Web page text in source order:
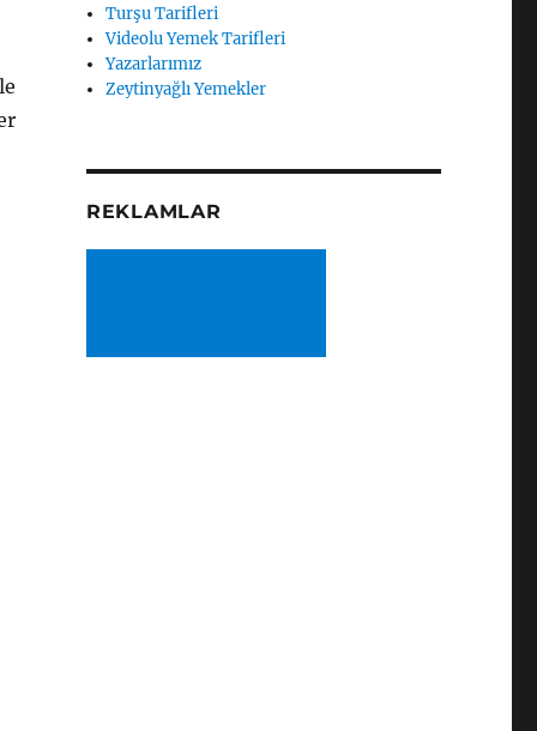
Turşu Tarifleri
Videolu Yemek Tarifleri
Yazarlarımız
Zeytinyağlı Yemekler
REKLAMLAR